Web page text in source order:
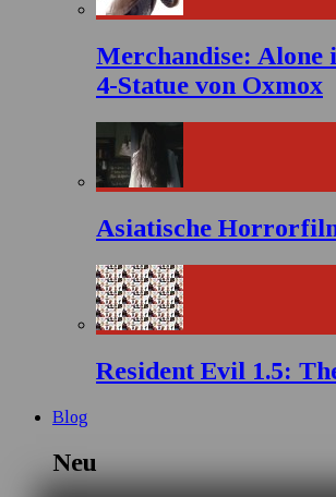
Merchandise: Alone
4-Statue von Oxmox
Asiatische
Resident Evil 1.5:
Blog
Neu